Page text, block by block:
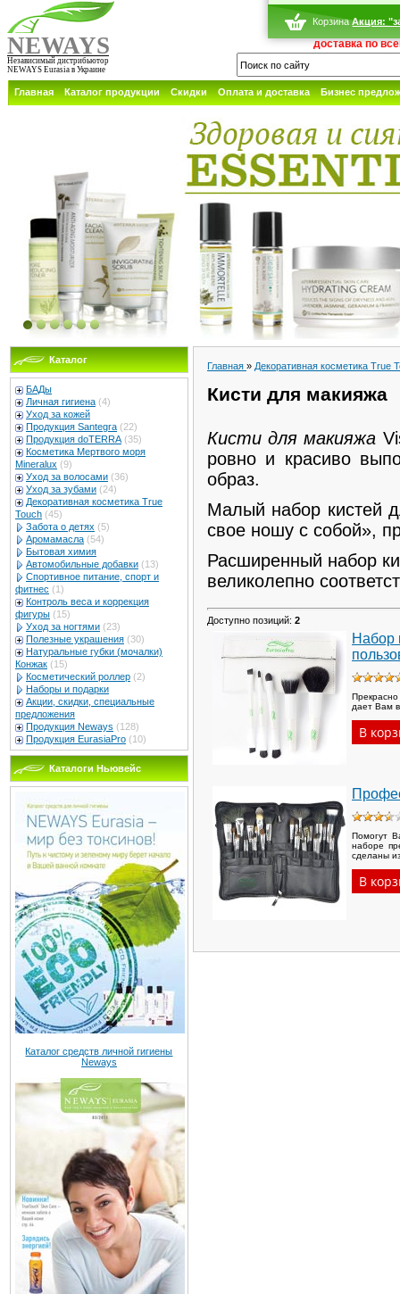
Корзина Акция:
NEWAYS
Независимый дистрибьютор
NEWAYS Eurasia в Украине
доставка по
Главная Каталог продукции Скидки Оплата и доставка Бизнес
Каталог
БАДы
Личная гигиена (4)
Уход за кожей
Продукция Santegra (22)
Продукция doTERRA (35)
Косметика Мертвого моря
Mineralux (9)
Уход за волосами (36)
Уход за зубами (24)
Декоративная косметика True
Touch (45)
Забота о детях (5)
Аромамасла (54)
Бытовая химия
Автомобильные добавки (13)
Спортивное питание, спорт и
фитнес (1)
Контроль веса и коррекция
фигуры (15)
Уход за ногтями (23)
Полезные украшения (30)
Натуральные губки (мочалки)
Конжак (15)
Косметический роллер (2)
Наборы и подарки
Акции, скидки, специальные
предложения
Продукция Neways (128)
Продукция EurasiaPro (10)
Каталоги Ньювейс
Каталог средств личной гигиены
Neways
Главная » Декоративная косметика True
Кисти для макияжа
Кисти для макияжа
ровно и красиво
образ.
Малый набор кистей
свое ношу с собой»,
Расширенный набор
великолепно
Доступно позиций: 2
Набор
дает Вам
Помогут
наборе
сделаны